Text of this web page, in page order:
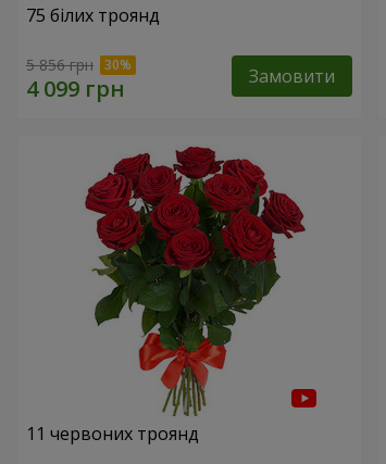
75 білих троянд
5 856 грн Замовити
11 червоних троянд